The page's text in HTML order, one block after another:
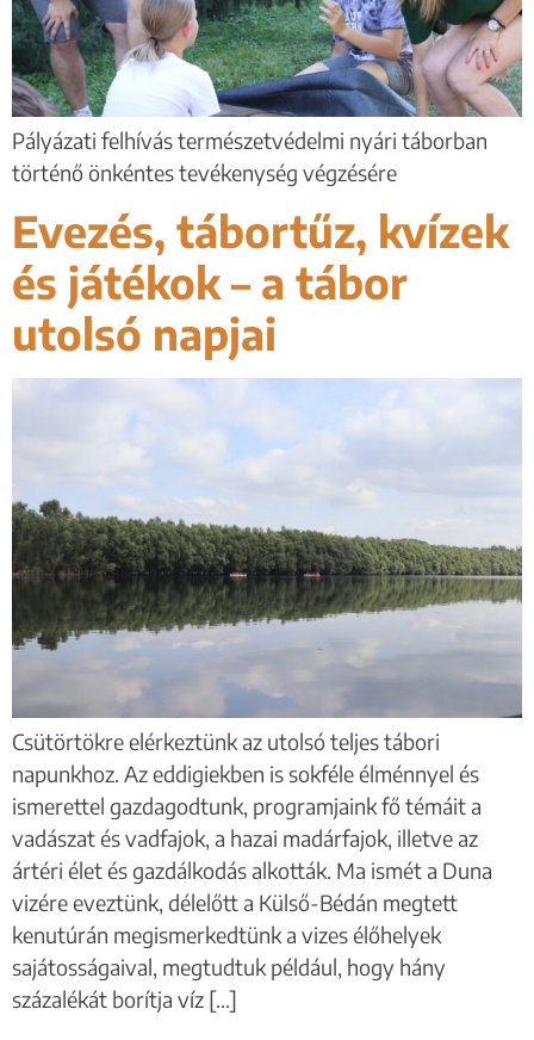
Pályázati felhívás természetvédelmi nyári táborban
történő önkéntes tevékenység végzésére
Evezés, tábortűz, kvízek
és játékok – a tábor
utolsó napjai
Csütörtökre elérkeztünk az utolsó teljes tábori
napunkhoz. Az eddigiekben is sokféle élménnyel és
ismerettel gazdagodtunk, programjaink fő témáit a
vadászat és vadfajok, a hazai madárfajok, illetve az
ártéri élet és gazdálkodás alkották. Ma ismét a Duna
vizére eveztünk, délelőtt a Külső-Bédán megtett
kenutúrán megismerkedtünk a vizes élőhelyek
sajátosságaival, megtudtuk például, hogy hány
százalékát borítja víz […]